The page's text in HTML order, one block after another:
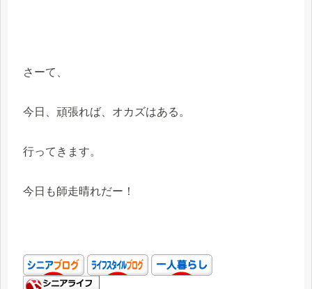
さーて、
今日、頑張れば、オカズはある。
行ってきます。
今日も師走晴れだー！